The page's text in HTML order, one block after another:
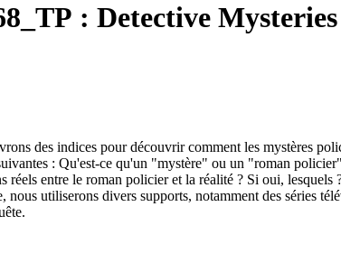
: Detective Mysteries
des indices pour découvrir comment les mystères
: Qu'est-ce qu'un "mystère" ou un "roman
entre le roman policier et la réalité ? Si oui,
utiliserons divers supports, notamment des séries